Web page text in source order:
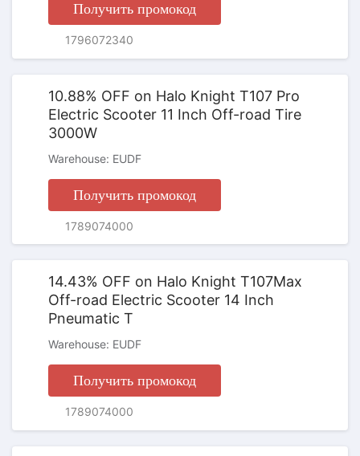
Получить промокод
1796072340
ПРОМОКОД
10.88% OFF on Halo Knight T107 Pro
Electric Scooter 11 Inch Off-road Tire
3000W
Warehouse: EUDF
Получить промокод
1789074000
ПРОМОКОД
14.43% OFF on Halo Knight T107Max
Off-road Electric Scooter 14 Inch
Pneumatic T
Warehouse: EUDF
Получить промокод
1789074000
ПРОМОКОД